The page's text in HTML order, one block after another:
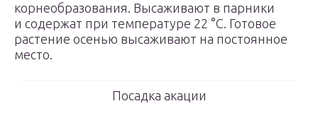
корнеобразования. Высаживают в парники
и содержат при температуре 22 °С. Готовое
растение осенью высаживают на постоянное
место.
Посадка акации